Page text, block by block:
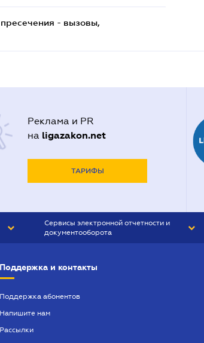
- вызовы,
Реклама и PR
на ligazakon.net
ТАРИФЫ
Сервисы электронной отчетности и
документооборота
Поддержка и контакты
Поддержка абонентов
Напишите нам
Рассылки